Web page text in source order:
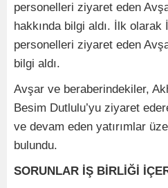
personelleri ziyaret eden
hakkında bilgi aldı. İlk olarak
personelleri ziyaret eden
bilgi aldı.
Avşar ve beraberindekiler,
Besim Dutlulu’yu ziyaret
ve devam eden yatırımlar
bulundu.
SORUNLAR İŞ BİRLİĞİ